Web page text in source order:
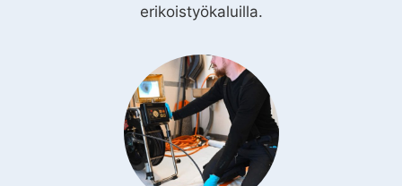
erikoistyökaluilla.